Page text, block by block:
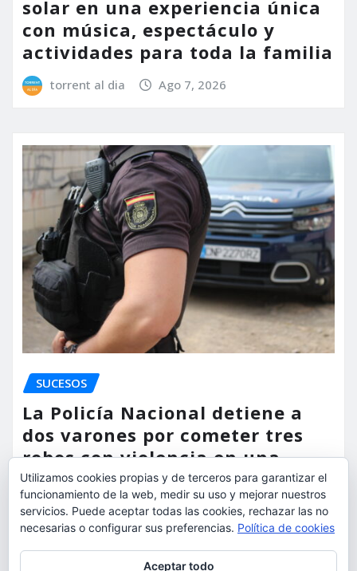
solar en una experiencia única
con música, espectáculo y
actividades para toda la familia
torrent al dia Ago 7, 2026
SUCESOS
La Policía Nacional detiene a
dos varones por cometer tres
robos con violencia en una
misma mañana
torrent al dia Ago 7, 2026
Utilizamos cookies propias y de terceros para garantizar el
funcionamiento de la web, medir su uso y mejorar nuestros
servicios. Puede aceptar todas las cookies, rechazar las no
necesarias o configurar sus preferencias. Política de cookies
Aceptar todo